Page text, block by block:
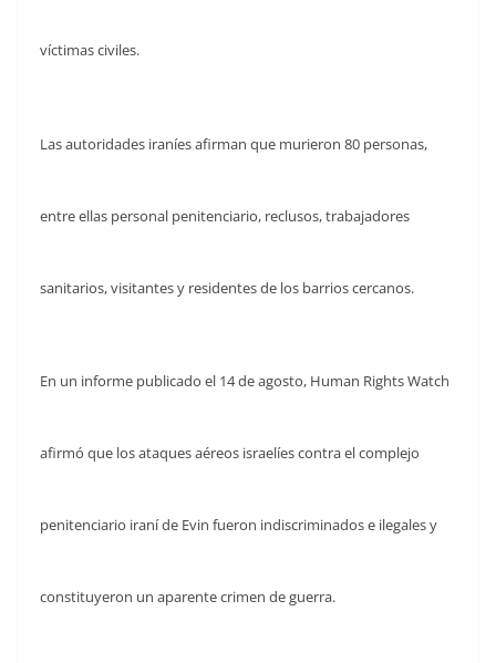
víctimas civiles.
Las autoridades iraníes afirman que murieron 80 personas,
entre ellas personal penitenciario, reclusos, trabajadores
sanitarios, visitantes y residentes de los barrios cercanos.
En un informe publicado el 14 de agosto, Human Rights Watch
afirmó que los ataques aéreos israelíes contra el complejo
penitenciario iraní de Evin fueron indiscriminados e ilegales y
constituyeron un aparente crimen de guerra.